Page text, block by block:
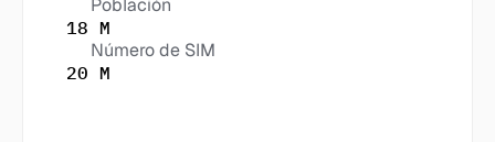
Población
18 M
Número de SIM
20 M